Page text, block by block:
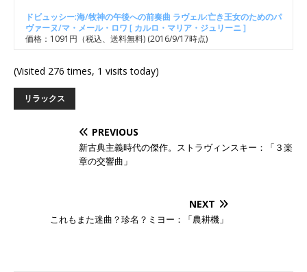
ドビュッシー:海/牧神の午後への前奏曲 ラヴェル:亡き王女のためのパ
ヴァーヌ/マ・メール・ロワ [ カルロ・マリア・ジュリーニ ]
価格：1091円（税込、送料無料) (2016/9/17時点)
(Visited 276 times, 1 visits today)
リラックス
PREVIOUS
新古典主義時代の傑作。ストラヴィンスキー：「３楽
章の交響曲」
NEXT
これもまた迷曲？珍名？ミヨー：「農耕機」